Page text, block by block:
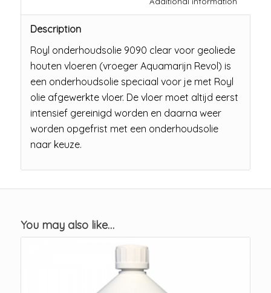
Description
Royl onderhoudsolie 9090 clear voor geoliede
houten vloeren (vroeger Aquamarijn Revol) is
een onderhoudsolie speciaal voor je met Royl
olie afgewerkte vloer. De vloer moet altijd eerst
intensief gereinigd worden en daarna weer
worden opgefrist met een onderhoudsolie
naar keuze.
You may also like…